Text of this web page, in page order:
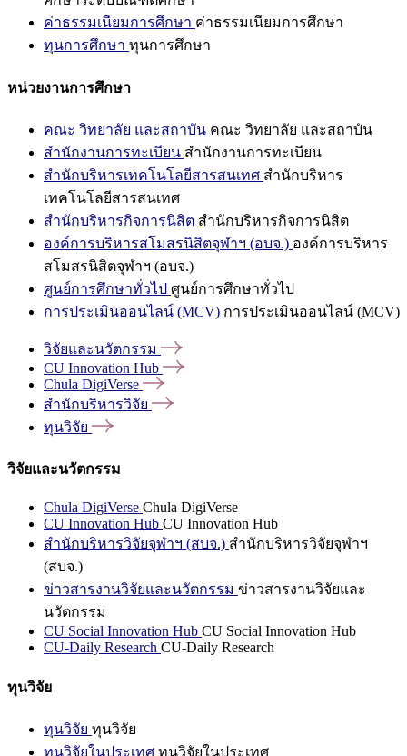
ค่าธรรมเนียมการศึกษา ค่าธรรมเนียมการศึกษา
ทุนการศึกษา ทุนการศึกษา
หน่วยงานการศึกษา
คณะ วิทยาลัย และสถาบัน คณะ วิทยาลัย และสถาบัน
สำนักงานการทะเบียน สำนักงานการทะเบียน
สำนักบริหารเทคโนโลยีสารสนเทศ สำนักบริหาร
เทคโนโลยีสารสนเทศ
สำนักบริหารกิจการนิสิต สำนักบริหารกิจการนิสิต
องค์การบริหารสโมสรนิสิตจุฬาฯ (อบจ.) องค์การบริหาร
สโมสรนิสิตจุฬาฯ (อบจ.)
ศูนย์การศึกษาทั่วไป ศูนย์การศึกษาทั่วไป
การประเมินออนไลน์ (MCV) การประเมินออนไลน์ (MCV)
วิจัยและนวัตกรรม
CU Innovation Hub
Chula DigiVerse
สำนักบริหารวิจัย
ทุนวิจัย
วิจัยและนวัตกรรม
Chula DigiVerse Chula DigiVerse
CU Innovation Hub CU Innovation Hub
สำนักบริหารวิจัยจุฬาฯ (สบจ.) สำนักบริหารวิจัยจุฬาฯ
(สบจ.)
ข่าวสารงานวิจัยและนวัตกรรม ข่าวสารงานวิจัยและ
นวัตกรรม
CU Social Innovation Hub CU Social Innovation Hub
CU-Daily Research CU-Daily Research
ทุนวิจัย
ทุนวิจัย ทุนวิจัย
ทุนวิจัยในประเทศ ทุนวิจัยในประเทศ